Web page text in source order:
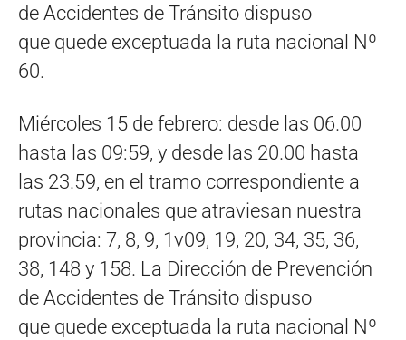
de Accidentes de Tránsito dispuso
que quede exceptuada la ruta nacional Nº
60.
Miércoles 15 de febrero: desde las 06.00
hasta las 09:59, y desde las 20.00 hasta
las 23.59, en el tramo correspondiente a
rutas nacionales que atraviesan nuestra
provincia: 7, 8, 9, 1v09, 19, 20, 34, 35, 36,
38, 148 y 158. La Dirección de Prevención
de Accidentes de Tránsito dispuso
que quede exceptuada la ruta nacional Nº